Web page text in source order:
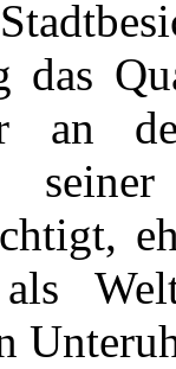
das
an